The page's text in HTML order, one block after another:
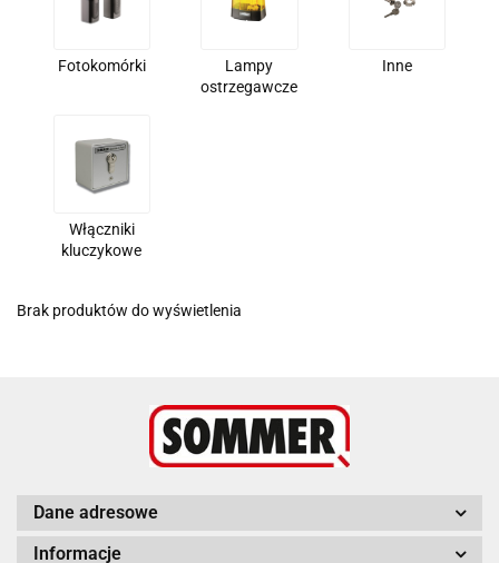
Fotokomórki
Lampy
ostrzegawcze
Inne
Włączniki
kluczykowe
Brak produktów do wyświetlenia
Dane adresowe
Informacje